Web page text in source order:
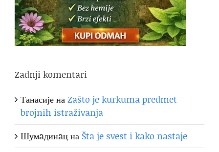
Zadnji komentari
ТанасијенаZašto je kurkuma predmet
brojnih istraživanja
Шумaдинaцна Šta je svest i kako nastaje